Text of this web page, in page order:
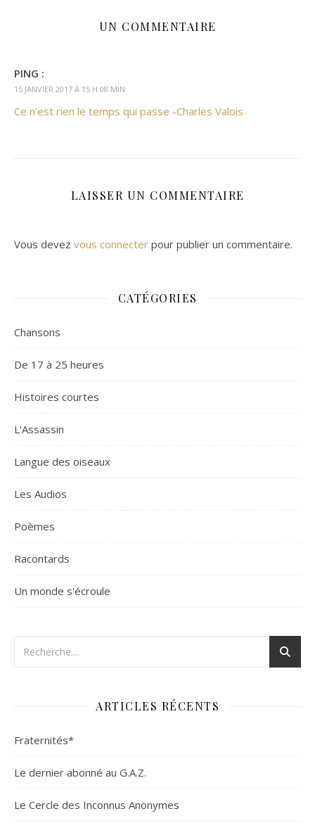
UN COMMENTAIRE
PING :
15 JANVIER 2017 À 15 H 08 MIN
Ce n'est rien le temps qui passe -Charles Valois
LAISSER UN COMMENTAIRE
Vous devez vous connecter pour publier un commentaire.
CATÉGORIES
Chansons
De 17 à 25 heures
Histoires courtes
L'Assassin
Langue des oiseaux
Les Audios
Poèmes
Racontards
Un monde s'écroule
ARTICLES RÉCENTS
Fraternités*
Le dernier abonné au G.A.Z.
Le Cercle des Inconnus Anonymes